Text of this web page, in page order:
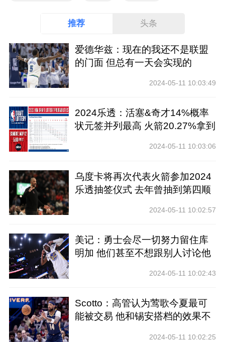
推荐 头条
爱德华兹：现在的我还不是联盟
的门面 但总有一天会实现的
2024-05-11 10:03:49
2024乐透：活塞&奇才14%概率
状元签并列最高 火箭20.27%拿到
2024-05-11 10:03:06
乌度卡将再次代表火箭参加2024
乐透抽签仪式 去年曾抽到第四顺
2024-05-11 10:02:57
美记：勇士会尽一切努力留住库
明加 他们甚至不想跟别人讨论他
2024-05-11 10:02:43
Scotto：高管认为莺歌今夏最可
能被交易 他和锡安搭档的效果不
2024-05-11 10:02:25